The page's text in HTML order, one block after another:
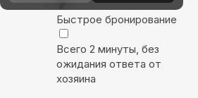
Быстрое бронирование
Всего 2 минуты, без
ожидания ответа от
хозяина